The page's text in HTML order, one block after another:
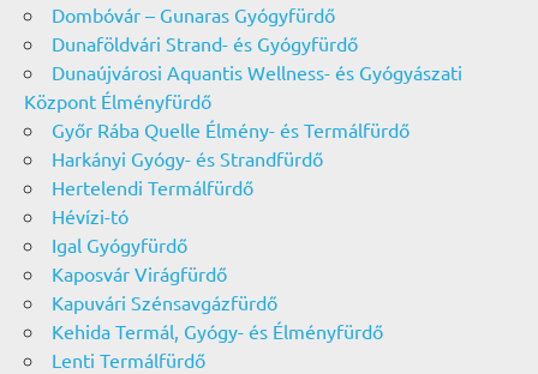
Dombóvár – Gunaras Gyógyfürdő
Dunaföldvári Strand- és Gyógyfürdő
Dunaújvárosi Aquantis Wellness- és Gyógyászati
Központ Élményfürdő
Győr Rába Quelle Élmény- és Termálfürdő
Harkányi Gyógy- és Strandfürdő
Hertelendi Termálfürdő
Hévízi-tó
Igal Gyógyfürdő
Kaposvár Virágfürdő
Kapuvári Szénsavgázfürdő
Kehida Termál, Gyógy- és Élményfürdő
Lenti Termálfürdő